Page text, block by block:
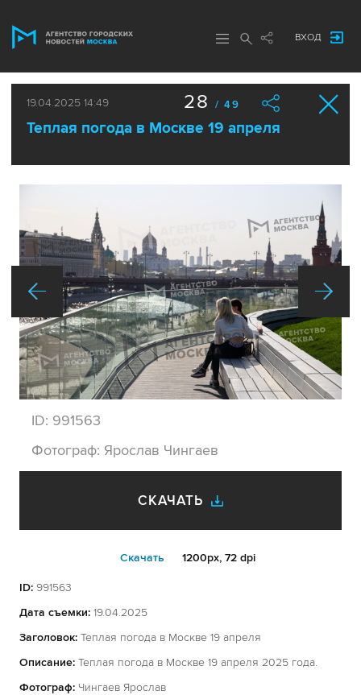
ВХОД
19.04.2025 14:49
Теплая погода в Москве 19 апреля
28 / 49
ID: 991563
Фотограф: Ярослав Чингаев
СКАЧАТЬ
Cкачать 1200px, 72 dpi
ID: 991563
Дата съемки: 19.04.2025
Заголовок: Теплая погода в Москве 19 апреля
Описание: Теплая погода в Москве 19 апреля 2025 года.
Фотограф: Чингаев Ярослав